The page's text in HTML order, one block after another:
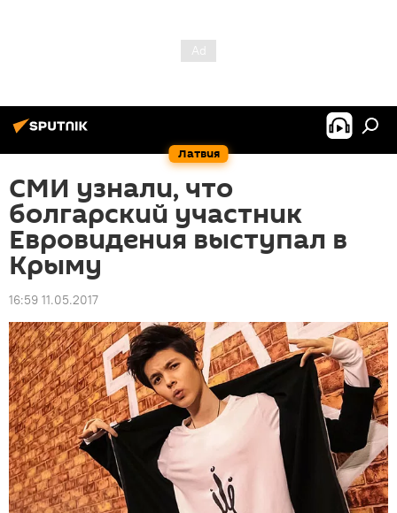
Латвия
СМИ узнали, что
болгарский участник
Евровидения выступал в
Крыму
16:59 11.05.2017